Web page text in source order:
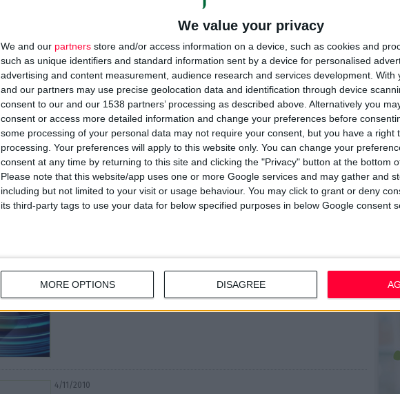
We value your privacy
We and our partners store and/or access information on a device, such as cookies and
such as unique identifiers and standard information sent by a device for personalised
advertising and content measurement, audience research and services development. With
and our partners may use precise geolocation data and identification through device
consent to our and our 1538 partners’ processing as described above. Alternatively you
consent or access more detailed information and change your preferences before
some processing of your personal data may not require your consent, but you have a right
processing. Your preferences will apply to this website only. You can change your
consent at any time by returning to this site and clicking the "Privacy" button at the bottom
Please note that this website/app uses one or more Google services and may gather and
including but not limited to your visit or usage behaviour. You may click to grant or deny
its third-party tags to use your data for below specified purposes in below Google consent
MORE OPTIONS DISAGREE
Π.Φ.Σ.: «Αδιαπραγμάτευτο το ποσοστό κέρδους»
Διάψευση δημοσιευμάτων που μιλούν για «σύσκεψη» με τον υπ. Υγείας
4/11/2010
Φ.Σ.Α.: Σχετικά με τα «κυκλώματα κατευθυνόμενης
συνταγογράφησης»
«Επιτέλους δώστε ονόματα ή σταματήστε την λασπολογία»
φαρμακοποιούς
4/11/2010